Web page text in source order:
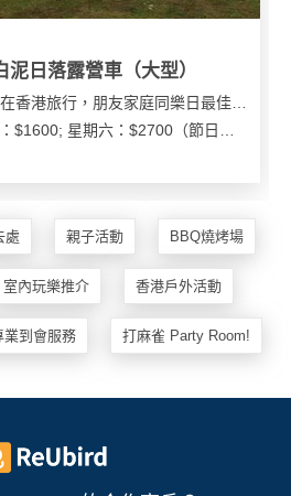
日落露營車（大型）
處 親子活動 BBQ燒烤場
室內玩樂推介 香港戶外活動
業到會服務 打麻雀 Party Room!